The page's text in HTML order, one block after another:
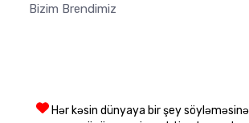
Bizim Brendimiz
Hər kəsin dünyaya bir şey